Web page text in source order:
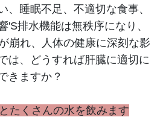
、睡眠不足、不適切な食事、
'S排水機能は無秩序になり、
崩れ、人体の健康に深刻な影
は、どうすれば肝臓に適切に
きますか？
たくさんの水を飲みます